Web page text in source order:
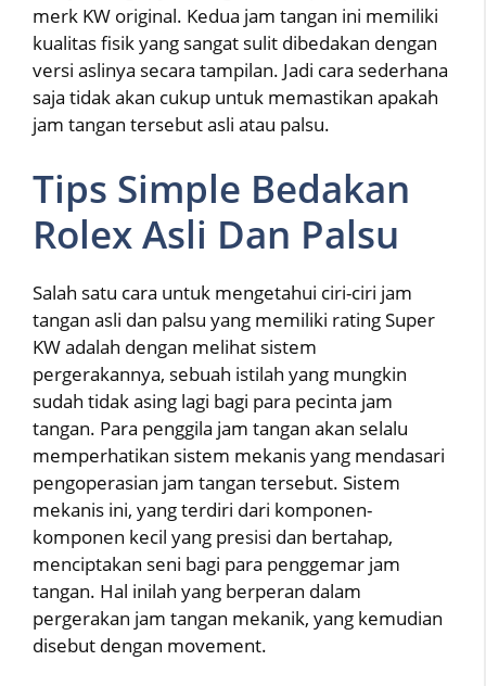
merk KW original. Kedua jam tangan ini memiliki
kualitas fisik yang sangat sulit dibedakan dengan
versi aslinya secara tampilan. Jadi cara sederhana
saja tidak akan cukup untuk memastikan apakah
jam tangan tersebut asli atau palsu.
Tips Simple Bedakan
Rolex Asli Dan Palsu
Salah satu cara untuk mengetahui ciri-ciri jam
tangan asli dan palsu yang memiliki rating Super
KW adalah dengan melihat sistem
pergerakannya, sebuah istilah yang mungkin
sudah tidak asing lagi bagi para pecinta jam
tangan. Para penggila jam tangan akan selalu
memperhatikan sistem mekanis yang mendasari
pengoperasian jam tangan tersebut. Sistem
mekanis ini, yang terdiri dari komponen-
komponen kecil yang presisi dan bertahap,
menciptakan seni bagi para penggemar jam
tangan. Hal inilah yang berperan dalam
pergerakan jam tangan mekanik, yang kemudian
disebut dengan movement.